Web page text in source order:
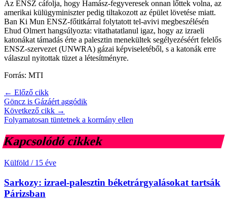
Az ENSZ cáfolja, hogy Hamász-fegyveresek onnan lőttek volna, az
amerikai külügyminiszter pedig tiltakozott az épület lövetése miatt.
Ban Ki Mun ENSZ-főtitkárral folytatott tel-avivi megbeszélésén
Ehud Olmert hangsúlyozta: vitathatatlanul igaz, hogy az izraeli
katonákat támadás érte a palesztin menekültek segélyezéséért felelős
ENSZ-szervezet (UNWRA) gázai képviseletéből, s a katonák erre
válaszul nyitottak tüzet a létesítményre.
Forrás: MTI
← Előző cikk
Göncz is Gázáért aggódik
Következő cikk →
Folyamatosan tüntetnek a kormány ellen
Kapcsolódó cikkek
Külföld / 15 éve
Sarkozy: izrael-palesztin béketrárgyalásokat tartsák
Párizsban